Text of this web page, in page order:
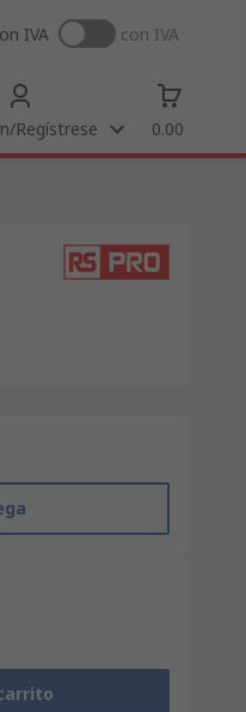
IVA con IVA
Regístrese 0.00